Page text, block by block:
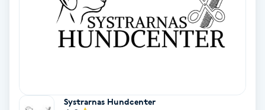
IPL hårborttagning
Japansk massageSystrarnas Hundcenter